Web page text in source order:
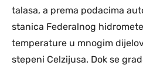
talasa, a prema podacima
stanica Federalnog
temperature u mnogim
stepeni Celzijusa. Dok se